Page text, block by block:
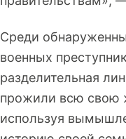
Среди
военных
разделительная
прожили всю свою
используя